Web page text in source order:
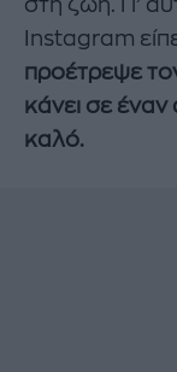
Instagram
προέτρεψε
κάνει σε
καλό.